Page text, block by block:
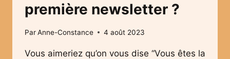
première newsletter ?
ParAnne-Constance 4 août 2023
Vous aimeriez qu’on vous dise “Vous êtes la